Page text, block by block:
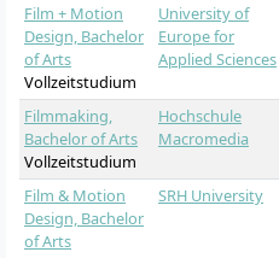
Film + Motion
Design, Bachelor
of Arts
Vollzeitstudium
University of
Europe for
Applied Sciences
Filmmaking,
Bachelor of Arts
Vollzeitstudium
Hochschule
Macromedia
Film & Motion
Design, Bachelor
of Arts
SRH University